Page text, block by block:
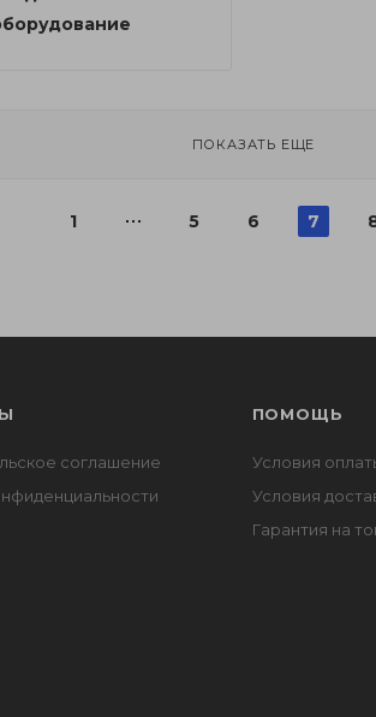
ПОКАЗАТЬ ЕЩЕ
1 5 6 7
соглашение
ПОМОЩЬ
Условия
Условия
Гарантия на